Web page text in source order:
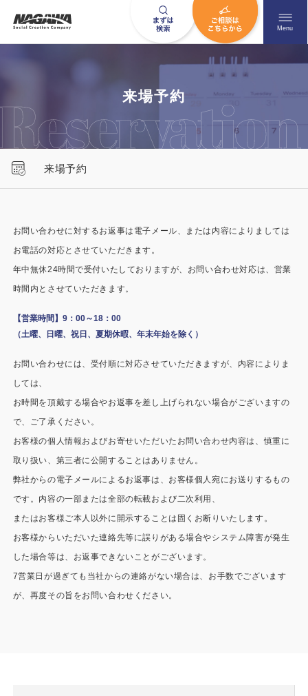
メニュ
Menu
お問い合わせはこちら
営業時間AM 9:00〜PM6:00
HOME
ニュース一覧
倉庫・工場
店舗
勉強部屋・子供部屋
休憩室・喫煙室
よくあるご質問
その他
お問い合わせ
利用規約
来場予約
来場予約
お問い合わせに対するお返事は電子メール、または内容によりましては
お電話の対応とさせていただきます。
年中無休24時間で受付いたしておりますが、お問い合わせ対応は、営業
時間内とさせていただきます。
【営業時間】9：00～18：00
（土曜、日曜、祝日、夏期休暇、年末年始を除く）
お問い合わせには、受付順に対応させていただきますが、内容によりま
しては、
お時間を頂戴する場合やお返事を差し上げられない場合がございますの
で、ご了承ください。
お客様の個人情報およびお寄せいただいたお問い合わせ内容は、慎重に
取り扱い、第三者に公開することはありません。
弊社からの電子メールによるお返事は、お客様個人宛にお送りするもの
です。内容の一部または全部の転載および二次利用、
またはお客様ご本人以外に開示することは固くお断りいたします。
お客様からいただいた連絡先等に誤りがある場合やシステム障害が発生
した場合等は、お返事できないことがございます。
7営業日が過ぎても当社からの連絡がない場合は、お手数でございます
が、再度その旨をお問い合わせください。